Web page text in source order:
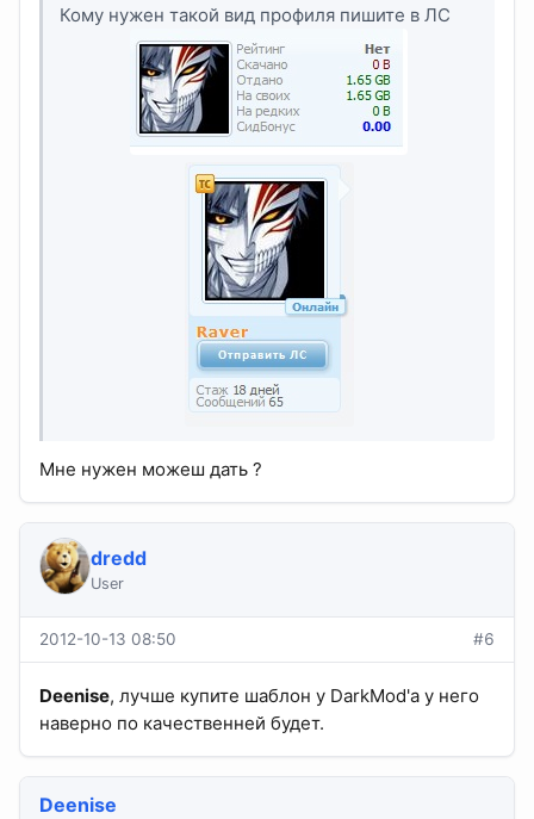
Кому нужен такой вид профиля пишите в ЛС
Мне нужен можеш дать ?
dredd
User
2012-10-13 08:50 #6
Deenise, лучше купите шаблон у DarkMod'а у него
наверно по качественней будет.
Deenise